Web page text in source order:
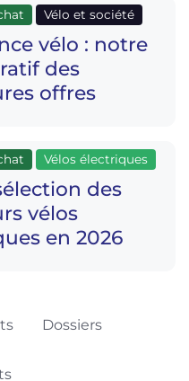
Vélo et société
vélo : notre
des
offres
Vélos électriques
des
vélos
en 2026
Dossiers